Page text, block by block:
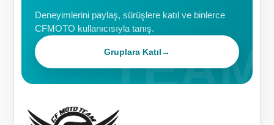
Deneyimlerini paylaş, sürüşlere katıl ve binlerce
CFMOTO kullanıcısıyla tanış.
Gruplara Katıl→